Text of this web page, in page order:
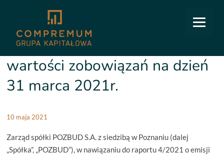
Relacje inwestorskie
zobowiązań na dzień 31 marca 2021r.
10/2021: Szacunkowe
wartości zobowiązań na dzień
31 marca 2021r.
10 maja 2021
Zarząd spółki POZBUD S.A. z siedzibą w Poznaniu (dalej
„Spółka”, „POZBUD”), w nawiązaniu do raportu 4/2021 o emisji